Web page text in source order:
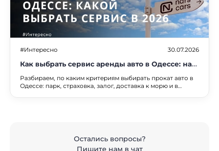
#Интересно 30.07.2026
Как выбрать сервис аренды авто в Одессе: на
что смотреть в 2026 году
Разбираем, по каким критериям выбирать прокат авто в
Одессе: парк, страховка, залог, доставка к морю и в
Остались вопросы?
Пишите нам в чат